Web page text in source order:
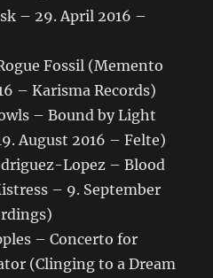
– 29. April 2016 –
Fossil (Memento
– Karisma Records)
– Bound by Light
August 2016 – Felte)
Lopez – Blood
– 9. September
– Concerto for
(Clinging to a Dream